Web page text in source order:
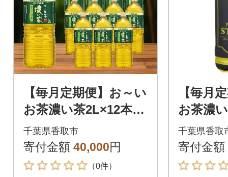
【毎月定期便】お～い
お茶濃い茶2L×12本
(ケース)伊藤園全3回
千葉県香取市
寄付金額 40,000円
（0件）
【毎月
お茶濃
ムスト
4本(1箱)
千葉県香取
寄付金額